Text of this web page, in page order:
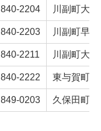
840-2204 川副町大
840-2203 川副町早
840-2211 川副町大
840-2222 東与賀町
849-0203 久保田町